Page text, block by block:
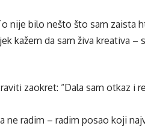
nije bilo nešto što sam zaista
kažem da sam živa kreativa –
zaokret: “Dala sam otkaz i
ne radim – radim posao koji